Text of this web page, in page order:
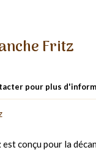
Fritz
pour plus
est conçu pour la